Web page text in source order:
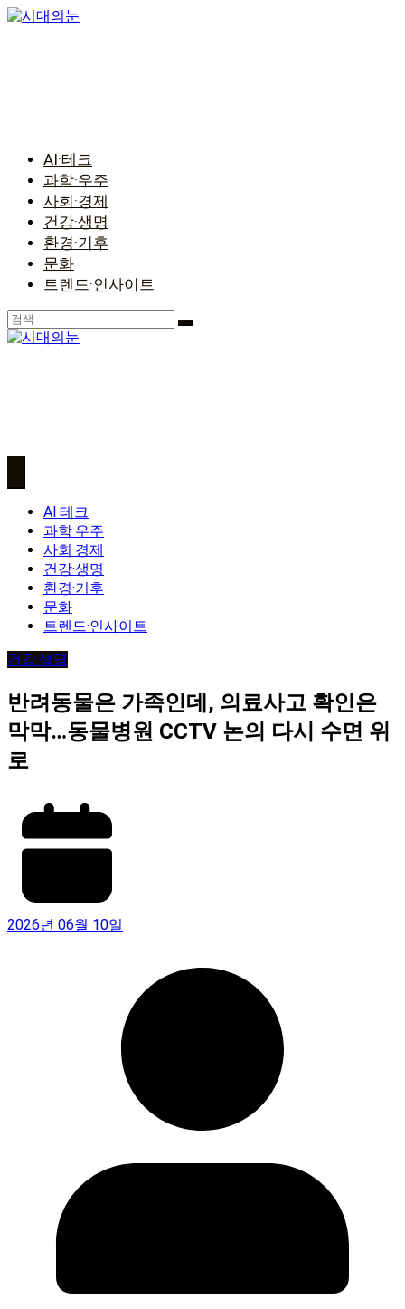
콘
AI·테크
과학·우주
사회·경제
건강·생명
환경·기후
문화
트렌드·인사이트
AI·테크
과학·우주
사회·경제
건강·생명
환경·기후
문화
트렌드·인사이트
건강·생명
반려동물은 가족인데, 의료사고 확인은
막막…동물병원 CCTV 논의 다시 수면 위
로
2026년 06월 10일